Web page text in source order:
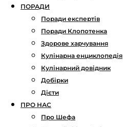
ПОРАДИ
Поради експертів
Поради Клопотенка
Здорове харчування
Кулінарна енциклопедія
Кулінарний довідник
Добірки
Дієти
ПРО НАС
Про Шефа